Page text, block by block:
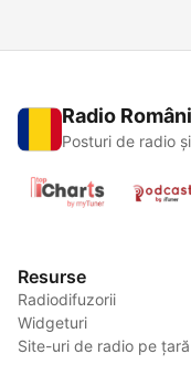
Radio
Posturi de radio
Resurse
Radiodifuzorii
Widgeturi
Site-uri de radio pe țară